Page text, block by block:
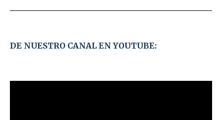
DE NUESTRO CANAL EN YOUTUBE: